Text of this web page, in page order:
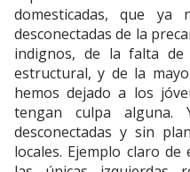
domesticadas, que
desconectadas de la
indignos, de la falta de
estructural, y de la
hemos dejado a los
tengan culpa
desconectadas y sin
locales. Ejemplo claro